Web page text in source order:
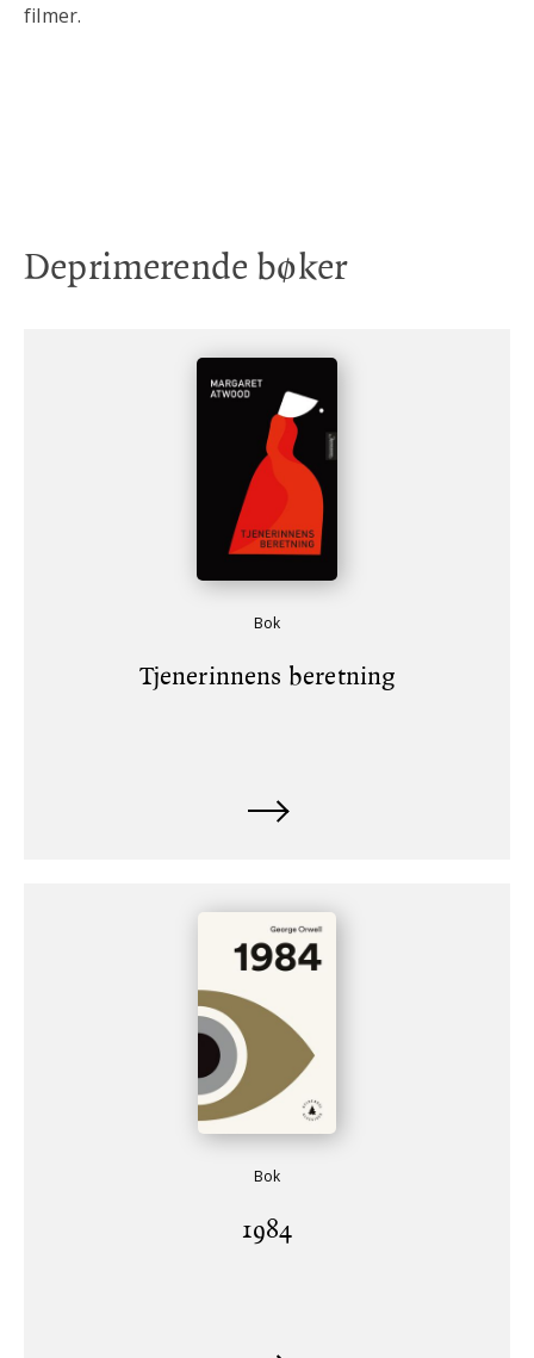
filmer.
Deprimerende bøker
Bok
Tjenerinnens beretning
Bok
1984